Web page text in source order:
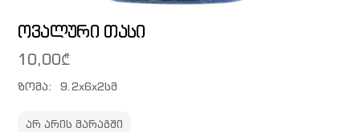
ოვალური თასი
10,00₾
ზომა: 9.2x6x2სმ
არ არის მარაგში